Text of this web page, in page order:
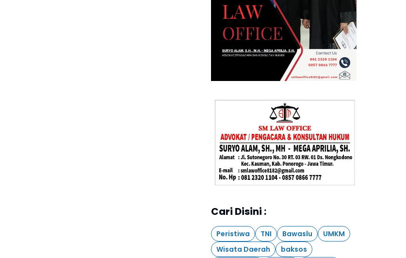
Cari Disini :
Peristiwa TNI Bawaslu
UMKM
Wisata Daerah
baksos